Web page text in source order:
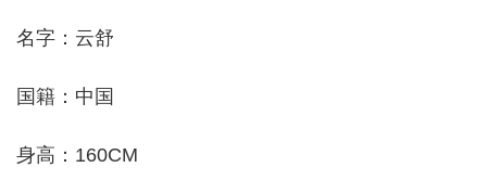
名字：云舒
国籍：中国
身高：160CM